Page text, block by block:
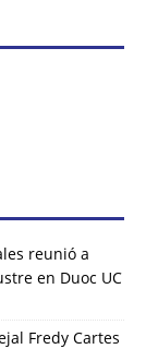
reunió a
en Duoc UC
Fredy Cartes